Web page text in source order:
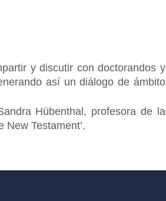
y discutir con doctorandos y
así un diálogo de ámbito
Hübenthal, profesora de la
Testament’.